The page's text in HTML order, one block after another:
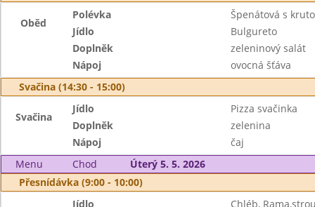
Oběd
Polévka
Špenátová s
Jídlo
Bulgureto
Doplněk
zeleninový salát
Nápoj
ovocná šťáva
Svačina (14:30 - 15:00)
Svačina
Jídlo
Pizza svačinka
Doplněk
zelenina
Nápoj
čaj
Menu
Chod
Úterý 5. 5. 2026
Přesnídávka (9:00 - 10:00)
Jídlo
Chléb,